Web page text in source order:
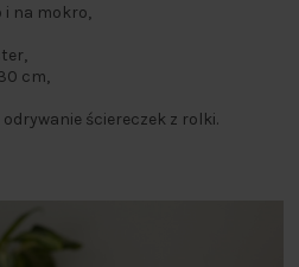
i na mokro,
cm,
ściereczek z rolki.